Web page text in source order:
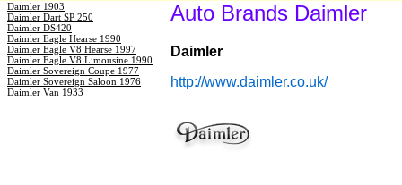
Daimler 1903
Daimler Dart SP 250
Daimler DS420
Daimler Eagle Hearse 1990
Daimler Eagle V8 Hearse 1997
Daimler Eagle V8 Limousine 1990
Daimler Sovereign Coupe 1977
Daimler Sovereign Saloon 1976
Daimler Van 1933
Auto Brands Daimler
Daimler
http://www.daimler.co.uk/